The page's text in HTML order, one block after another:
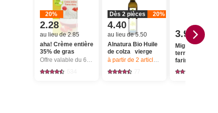
20%
2.28
au lieu de 2.85
aha! Crème entière
35% de gras
Offre valable du 6.8 au 12.8.2026, jusqu’à épuisement du stock.
Dès 2 pièces 20%
4.40
au lieu de 5.50
Alnatura Bio Huile
de colza vierge
à partir de 2 articles, Offre valable du
3.90
Migros
terre à chair
farineuse